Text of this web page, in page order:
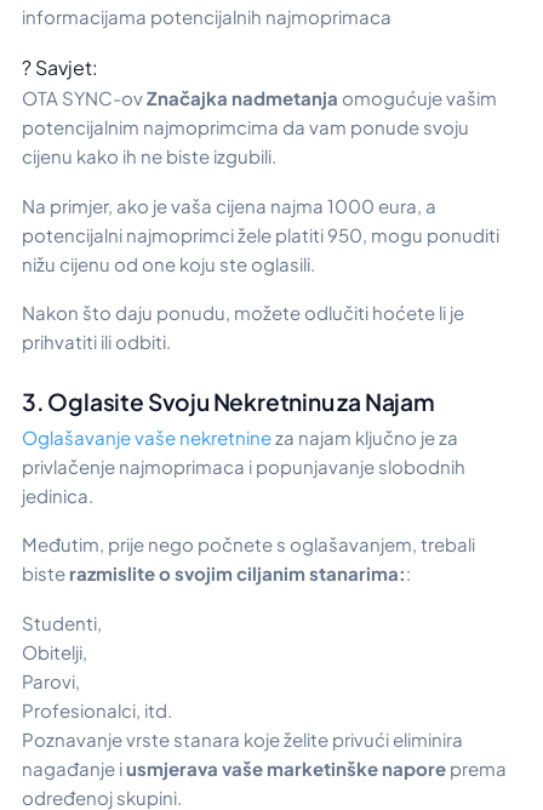
informacijama potencijalnih najmoprimaca
? Savjet:
OTA SYNC-ovZnačajka nadmetanja omogućuje vašim
potencijalnim najmoprimcima da vam ponude svoju
cijenu kako ih ne biste izgubili.
Na primjer, ako je vaša cijena najma 1000 eura, a
potencijalni najmoprimci žele platiti 950, mogu ponuditi
nižu cijenu od one koju ste oglasili.
Nakon što daju ponudu, možete odlučiti hoćete li je
prihvatiti ili odbiti.
3. Oglasite Svoju Nekretninu za Najam
Oglašavanje vaše nekretnineza najam ključno je za
privlačenje najmoprimaca i popunjavanje slobodnih
jedinica.
Međutim, prije nego počnete s oglašavanjem, trebali
biste razmislite o svojim ciljanim stanarima::
Studenti,
Obitelji,
Parovi,
Profesionalci, itd.
Poznavanje vrste stanara koje želite privući eliminira
nagađanje iusmjerava vaše marketinške napore prema
određenoj skupini.